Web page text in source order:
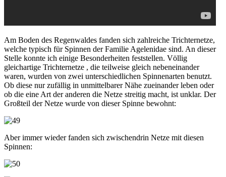
Am Boden des Regenwaldes fanden sich zahlreiche Trichternetze,
welche typisch für Spinnen der Familie Agelenidae sind. An dieser
Stelle konnte ich einige Besonderheiten feststellen. Völlig
gleichartige Trichternetze , die teilweise gleich nebeneinander
waren, wurden von zwei unterschiedlichen Spinnenarten benutzt.
Ob diese nur zufällig in unmittelbarer Nähe zueinander leben oder
ob die eine Art der anderen die Netze streitig macht, ist unklar. Der
Großteil der Netze wurde von dieser Spinne bewohnt:
Aber immer wieder fanden sich zwischendrin Netze mit diesen
Spinnen: